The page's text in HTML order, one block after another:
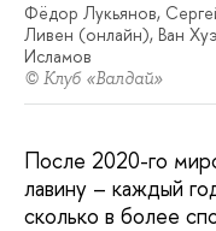
Фёдор Лукьянов,
Ливен (онлайн), Ван
Исламов
© Клуб «Валдай»
После 2020-го
лавину – каждый
сколько в более